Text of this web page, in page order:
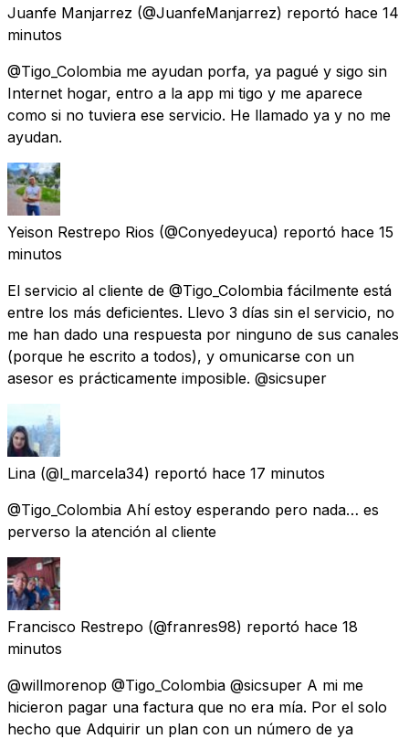
Juanfe Manjarrez (@JuanfeManjarrez) reportó hace 14
minutos
@Tigo_Colombia me ayudan porfa, ya pagué y sigo sin
Internet hogar, entro a la app mi tigo y me aparece
como si no tuviera ese servicio. He llamado ya y no me
ayudan.
Yeison Restrepo Rios (@Conyedeyuca) reportó hace 15
minutos
El servicio al cliente de @Tigo_Colombia fácilmente está
entre los más deficientes. Llevo 3 días sin el servicio, no
me han dado una respuesta por ninguno de sus canales
(porque he escrito a todos), y omunicarse con un
asesor es prácticamente imposible. @sicsuper
Lina (@l_marcela34) reportó hace 17 minutos
@Tigo_Colombia Ahí estoy esperando pero nada… es
perverso la atención al cliente
Francisco Restrepo (@franres98) reportó hace 18
minutos
@willmorenop @Tigo_Colombia @sicsuper A mi me
hicieron pagar una factura que no era mía. Por el solo
hecho que Adquirir un plan con un número de ya